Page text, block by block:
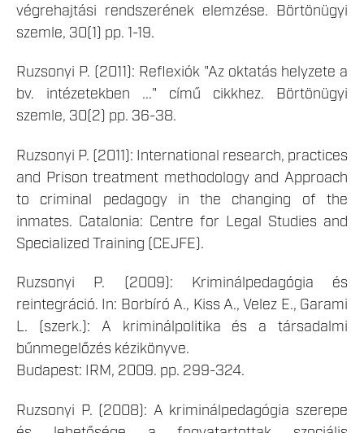
végrehajtási rendszerének elemzése. Börtönügyi
szemle, 30(1) pp. 1-19.
Ruzsonyi P. (2011): Reflexiók "Az oktatás helyzete a
bv. intézetekben ..." című cikkhez. Börtönügyi
szemle, 30(2) pp. 36-38.
Ruzsonyi P. (2011): International research, practices
and Prison treatment methodology and Approach
to criminal pedagogy in the changing of the
inmates. Catalonia: Centre for Legal Studies and
Specialized Training (CEJFE).
Ruzsonyi P. (2009): Kriminálpedagógia és
reintegráció. In: Borbíró A., Kiss A., Velez E., Garami
L. (szerk.): A kriminálpolitika és a társadalmi
bűnmegelőzés kézikönyve.
Budapest: IRM, 2009. pp. 299-324.
Ruzsonyi P. (2008): A kriminálpedagógia szerepe